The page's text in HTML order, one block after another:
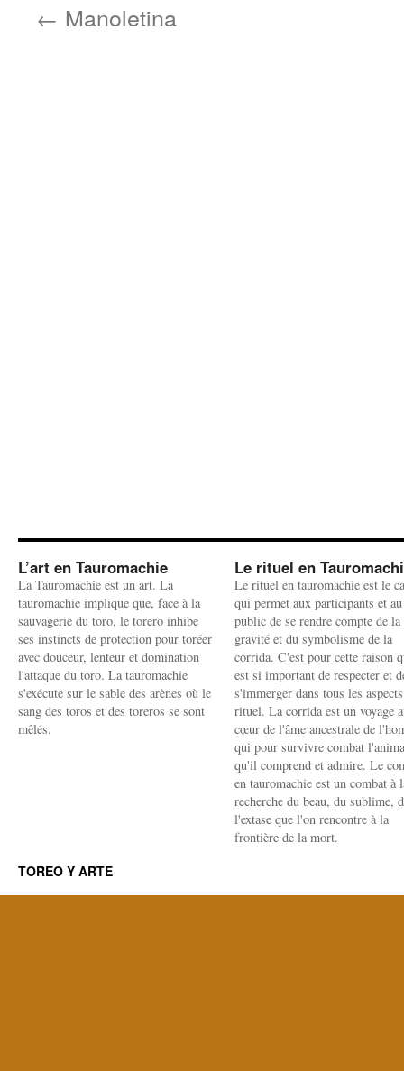
← Manoletina
L’art en Tauromachie
La Tauromachie est un art. La
tauromachie implique que, face à la
sauvagerie du toro, le torero inhibe
ses instincts de protection pour toréer
avec douceur, lenteur et domination
l'attaque du toro. La tauromachie
s'exécute sur le sable des arènes où le
sang des toros et des toreros se sont
mêlés.
Le rituel en
Le rituel en tauromachie est le
qui permet aux participants et au
public de se rendre compte de la
gravité et du symbolisme de la
corrida. C'est pour cette raison
est si important de respecter et
s'immerger dans tous les
rituel. La corrida est un voyage
cœur de l'âme ancestrale de
qui pour survivre combat
qu'il comprend et admire. Le
en tauromachie est un combat à
recherche du beau, du sublime,
l'extase que l'on rencontre à la
frontière de la mort.
TOREO Y ARTE